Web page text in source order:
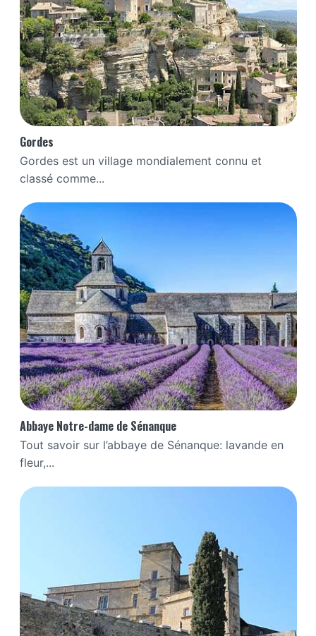
Gordes
Gordes est un village mondialement connu et
classé comme...
Abbaye Notre-dame de Sénanque
Tout savoir sur l’abbaye de Sénanque: lavande en
fleur,...